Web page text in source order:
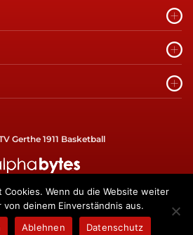
Gerthe 1911 Basketball
Cookies. Wenn du die Website weiter
deinem Einverständnis aus.
Ablehnen Datenschutz